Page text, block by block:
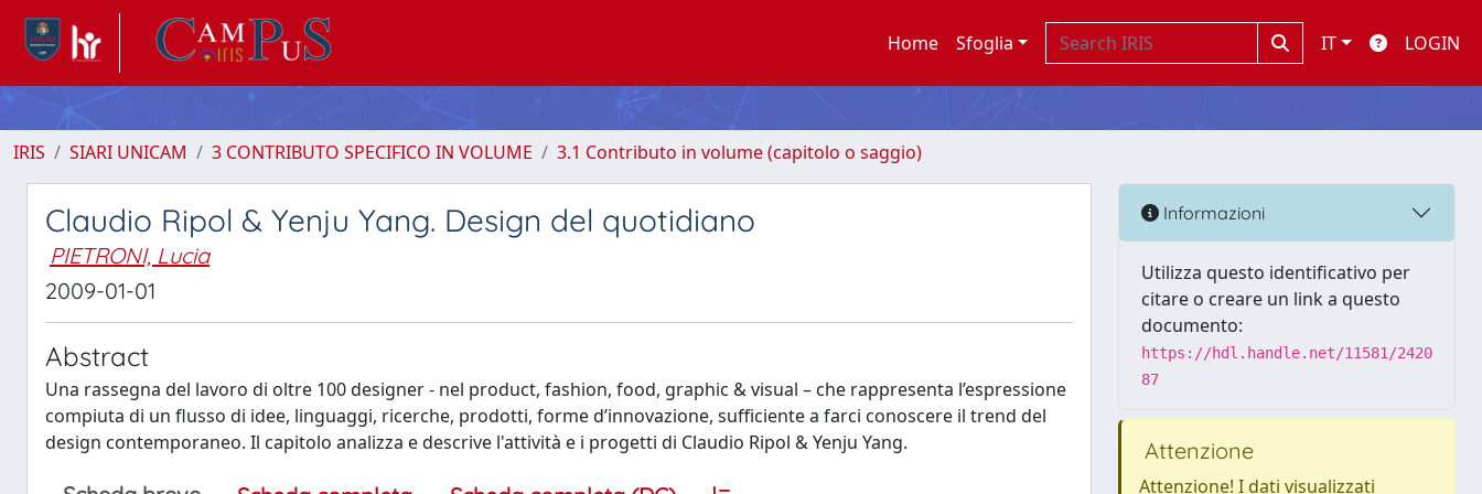
Home Sfoglia IT LOGIN
IRIS SIARI UNICAM 3 CONTRIBUTO SPECIFICO IN VOLUME 3.1 Contributo in volume (capitolo o saggio)
Claudio Ripol & Yenju Yang. Design del quotidiano
PIETRONI, Lucia
2009-01-01
Abstract
Una rassegna del lavoro di oltre 100 designer - nel product, fashion, food, graphic & visual – che rappresenta l’espressione
compiuta di un flusso di idee, linguaggi, ricerche, prodotti, forme d’innovazione, sufficiente a farci conoscere il trend del
design contemporaneo. Il capitolo analizza e descrive l'attività e i progetti di Claudio Ripol & Yenju Yang.
Informazioni
Utilizza questo identificativo per
citare o creare un link a questo
documento:
https://hdl.handle.net/11581/2420
87
Attenzione
Attenzione! I dati visualizzati